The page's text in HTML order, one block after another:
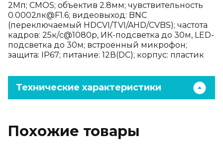
2Mп; CMOS; объектив 2.8мм; чувствительность
0.0002лк@F1.6; видеовыход: BNC
(переключаемый HDCVI/TVI/AHD/CVBS); частота
кадров: 25к/с@1080p, ИК-подсветка до 30м, LED-
подсветка до 30м; встроенный микрофон;
защита: IP67; питание: 12В(DC); корпус: пластик
Технические характеристики
Похожие товары